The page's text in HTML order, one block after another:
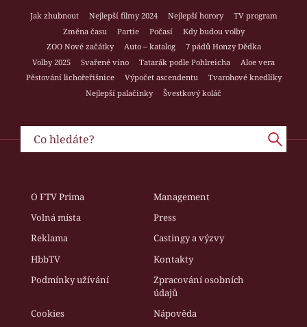
Jak zhubnout Nejlepší filmy 2024 Nejlepší horory
TV program
Změna času
Partie Počasí
Kdy budou volby
ZOO Nové začátky
Auto – katalog
7 pádů Honzy Dědka
Volby 2025
Svařené víno Tatarák podle Pohlreicha
Aloe vera
Pěstování lichořeřišnice
Výpočet ascendentu
Tvarohové knedlíky
Nejlepší palačinky
Švestkový koláč
O FTV Prima
Management
Volná místa
Press
Reklama
Castingy a výzvy
HbbTV
Kontakty
Podmínky užívání
Zpracování osobních
údajů
Cookies
Nápověda